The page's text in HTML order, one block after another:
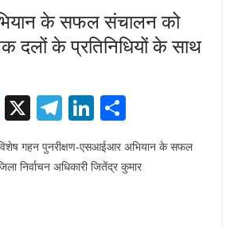
के सफल संचालन को
दलों के प्रतिनिधियों के साथ
Pi X T
e
Li
n
k
h
ar
e
में विशेष गहन पुनरीक्षण-एसआईआर अभियान के सफल
निर्वाचन अधिकारी जितेंद्र कुमार